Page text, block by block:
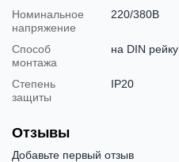
Номинальное
напряжение
220/380В
Способ
монтажа
на DIN рейку
Степень
защиты
IP20
Отзывы
Добавьте первый отзыв